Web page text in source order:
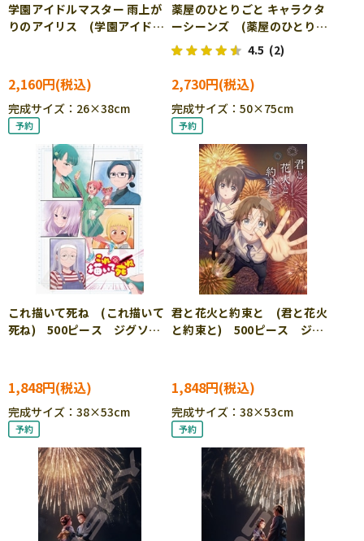
学園アイドルマスター 雨上が
りのアイリス (学園アイドル
2,160円
完成サイズ：26×38cm
薬屋のひとりごと キャラクタ
ーシーンズ (薬屋のひとりご
と) 1000ピース ジグソーパ
ズル EPO-12-707s
4.5 (2)
2,730円
完成サイズ：50×75cm
これ描いて死ね (これ描いて
死ね) 500ピース ジグソー
1,848円
完成サイズ：38×53cm
君と花火と約束と (君と花火
と約束と) 500ピース ジグ
1,848円
完成サイズ：38×53cm